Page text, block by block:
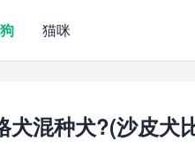
猫咪
犬混种犬?(沙皮犬